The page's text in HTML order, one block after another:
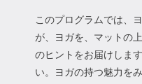
このプログラムでは、
が、 ヨガを、マットの
のヒントをお届けしま
い。ヨガの持つ魅力を